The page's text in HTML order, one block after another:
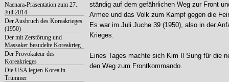
Naenara-Präsentation zum 27.
Juli 2014
Der Ausbruch des Koreakrieges
(1950)
Der mit Zerstörung und
Massaker besudelte Koreakrieg
Der Provokateur des
Koreakrieges
Die USA legten Korea in
Trümmer
ständig auf dem gefährlichen Weg zur Front
Armee und das Volk zum Kampf gegen die
Es war im Juli Juche 39 (1950), also in der
Krieges.
Eines Tages machte sich Kim Il Sung für die
den Weg zum Frontkommando.